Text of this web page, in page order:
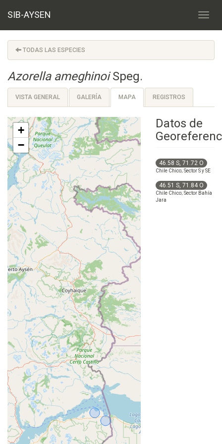
SIB-AYSEN
TODAS LAS ESPECIES
Azorella ameghinoiSpeg.
VISTA GENERAL GALERÍA MAPA REGISTROS
+
−
Datos de
46.58 S, 71.72 O
Chile Chico; Sector S y SE
46.51 S, 71.84 O
Chile Chico; Sector Bahía
Jara